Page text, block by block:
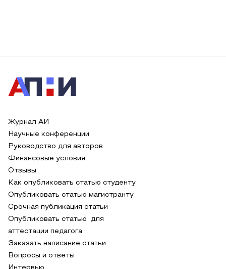
Журнал АИ
Научные конференции
Руководство для авторов
Финансовые условия
Отзывы
Как опубликовать статью студенту
Опубликовать статью магистранту
Срочная публикация статьи
Опубликовать статью для
аттестации педагога
Заказать написание статьи
Вопросы и ответы
Интервью